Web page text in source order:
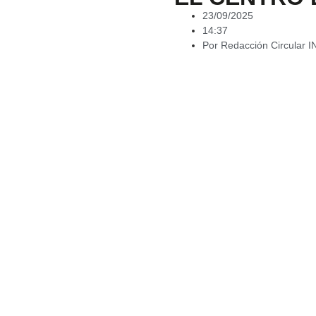
23/09/2025
14:37
Por Redacción Circular